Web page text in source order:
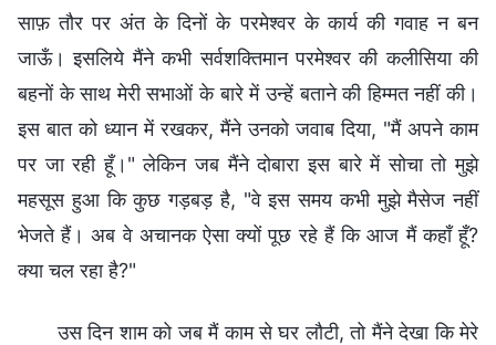
साफ़ तौर पर अंत के दिनों के परमेश्वर के कार्य की गवाह न बन
जाऊँ। इसलिये मैंने कभी सर्वशक्तिमान परमेश्वर की कलीसिया की
बहनों के साथ मेरी सभाओं के बारे में उन्हें बताने की हिम्मत नहीं की।
इस बात को ध्यान में रखकर, मैंने उनको जवाब दिया, "मैं अपने काम
पर जा रही हूँ।" लेकिन जब मैंने दोबारा इस बारे में सोचा तो मुझे
महसूस हुआ कि कुछ गड़बड़ है, "वे इस समय कभी मुझे मैसेज नहीं
भेजते हैं। अब वे अचानक ऐसा क्यों पूछ रहे हैं कि आज मैं कहाँ हूँ?
क्या चल रहा है?"
उस दिन शाम को जब मैं काम से घर लौटी, तो मैंने देखा कि मेरे